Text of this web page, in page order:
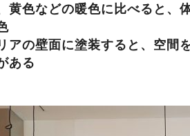
黄色などの暖色に比べると、
アの壁面に塗装すると、空間
ある